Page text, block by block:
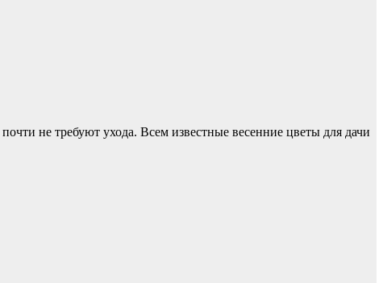
не требуют ухода. Всем известные весенние цветы для дачи